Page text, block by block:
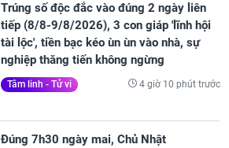
Trúng số độc đắc vào đúng 2 ngày liên
tiếp (8/8-9/8/2026), 3 con giáp 'lĩnh hội
tài lộc', tiền bạc kéo ùn ùn vào nhà, sự
nghiệp thăng tiến không ngừng
Tâm linh - Tử vi 4 giờ 10 phút trước
Đúng 7h30 ngày mai, Chủ Nhật